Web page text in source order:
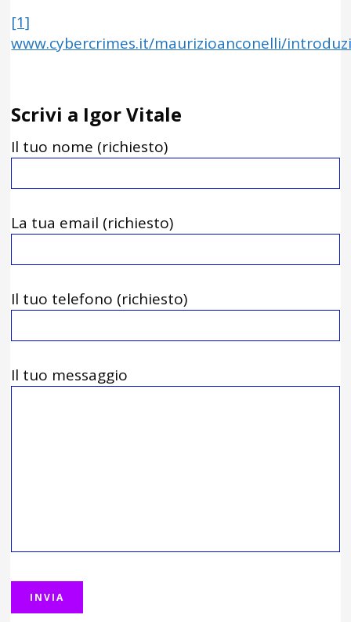
[1]
www.cybercrimes.it/maurizioanconelli/
Scrivi a Igor Vitale
Il tuo nome (richiesto)
La tua email (richiesto)
Il tuo telefono (richiesto)
Il tuo messaggio